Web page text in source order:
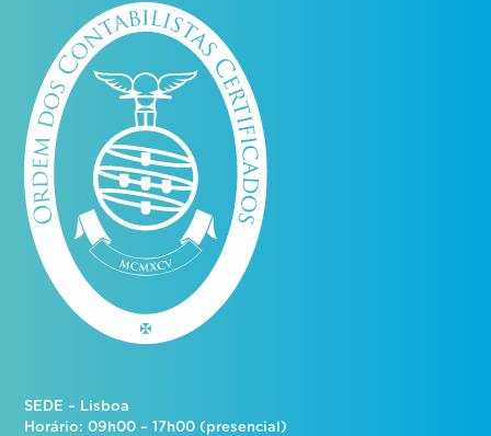
SEDE – Lisboa
Horário: 09h00 – 17h00 (presencial)